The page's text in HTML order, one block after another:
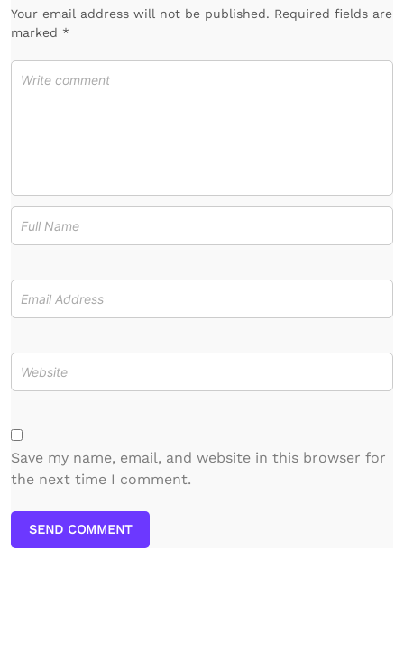
Your email address will not be published. Required fields are
marked *
Save my name, email, and website in this browser for
the next time I comment.
SEND COMMENT